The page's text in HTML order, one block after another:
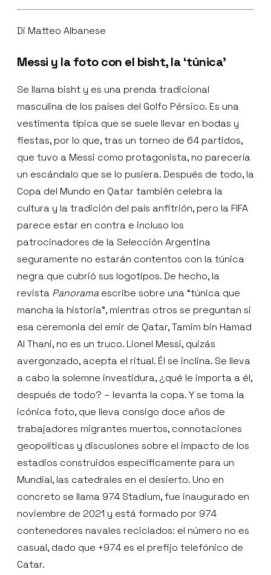
Di Matteo Albanese
Messi y la foto con el bisht, la ‘túnica’
Se llama bisht y es una prenda tradicional
masculina de los países del Golfo Pérsico. Es una
vestimenta típica que se suele llevar en bodas y
fiestas, por lo que, tras un torneo de 64 partidos,
que tuvo a Messi como protagonista, no parecería
un escándalo que se lo pusiera. Después de todo, la
Copa del Mundo en Qatar también celebra la
cultura y la tradición del país anfitrión, pero la FIFA
parece estar en contra e incluso los
patrocinadores de la Selección Argentina
seguramente no estarán contentos con la túnica
negra que cubrió sus logotipos. De hecho, la
revista Panorama escribe sobre una “túnica que
mancha la historia”, mientras otros se preguntan si
esa ceremonia del emir de Qatar, Tamim bin Hamad
Al Thani, no es un truco. Lionel Messi, quizás
avergonzado, acepta el ritual. Él se inclina. Se lleva
a cabo la solemne investidura, ¿qué le importa a él,
después de todo? – levanta la copa. Y se toma la
icónica foto, que lleva consigo doce años de
trabajadores migrantes muertos, connotaciones
geopolíticas y discusiones sobre el impacto de los
estadios construidos específicamente para un
Mundial, las catedrales en el desierto. Uno en
concreto se llama 974 Stadium, fue inaugurado en
noviembre de 2021 y está formado por 974
contenedores navales reciclados: el número no es
casual, dado que +974 es el prefijo telefónico de
Catar.